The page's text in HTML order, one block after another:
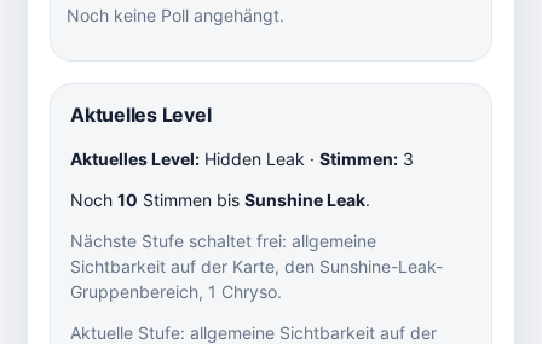
Noch keine Poll angehängt.
Aktuelles Level
Aktuelles Level: Hidden Leak · Stimmen: 3
Noch 10 Stimmen bis Sunshine Leak.
Nächste Stufe schaltet frei: allgemeine
Sichtbarkeit auf der Karte, den Sunshine-Leak-
Gruppenbereich, 1 Chryso.
Aktuelle Stufe: allgemeine Sichtbarkeit auf der